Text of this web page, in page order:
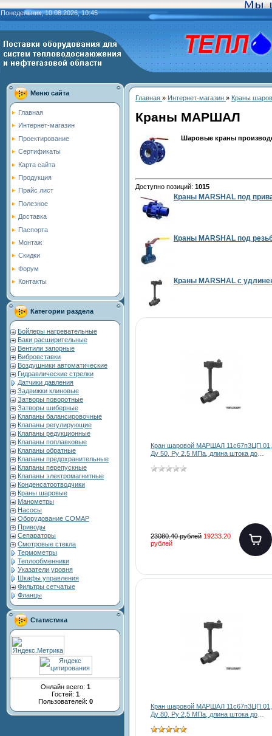
Понедельник, 10.08.2026, 10:45
Меню сайта
Главная
Интернет-магазин
Проектирование
Сертификаты
Карта сайта
Продукция
Прайс лист
Полезное
Доставка
Паспорта
Монтаж
Скидки
Форум
Контакты
Категории раздела
Бойлеры нагревательные
Баки расширительные
Вентили запорные
Вибровставки
Воздушники автоматические
Гидравлические стрелки
Датчики давления
Задвижки клиновые
Затворы поворотные
Затворы шиберные
Клапаны балансировочные
Клапаны регулирующие
Клапаны редукционные
Клапаны поплавковые
Клапаны обратные
Клапаны предохранительные
Клапаны перепускные
Клапаны электромагнитные
Конденсатоотводчики
Краны шаровые
Манометры
Насосы
Оборудование COMAP
Приводы
Сепараторы
Смотровые стекла
Термометры
Теплообменники
Указатели уровня
Шкафы управления
Фильтры сетчатые
Фланцы
Статистика
Онлайн всего: 1
Гостей: 1
Пользователей: 0
Главная » Интернет-магазин » Краны
Краны МАРШАЛ
Шаровые краны
Доступно позиций: 1015
Краны MARSHAL под
Краны MARSHAL под
Краны MARSHAL с
Кран шаровой МАРШАЛ 11с67п3ЦП.01,
Ду 50, Ру 2,5 МПа, длина штока до
23080.40 рублей 19233.20
рублей
Кран шаровой МАРШАЛ 11с67п3ЦП.01,
Ду 80, Ру 2,5 МПа, длина штока до